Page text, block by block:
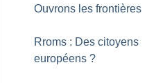
Ouvrons les frontières
Rroms : Des citoyens
européens ?